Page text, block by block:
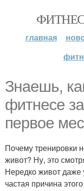
главная
Знаешь,
фитнесе
первое
Почему тренировки
живот? Ну, это
Нередко живот даже
частая причина